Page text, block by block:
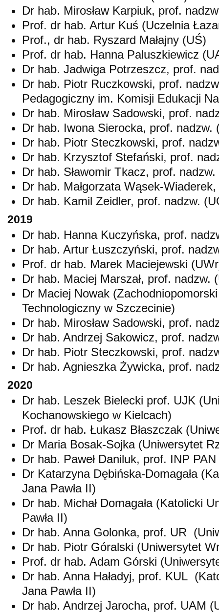
Dr hab. Mirosław Karpiuk, prof.
Prof. dr hab. Artur Kuś (Uczelnia
Prof., dr hab. Ryszard Małajny (UŚ)
Prof. dr hab. Hanna Paluszkiewicz
Dr hab. Jadwiga Potrzeszcz, prof.
Dr hab. Piotr Ruczkowski, prof.
Pedagogiczny im. Komisji Edukacji
Dr hab. Mirosław Sadowski, prof.
Dr hab. Iwona Sierocka, prof. nadzw.
Dr hab. Piotr Steczkowski, prof.
Dr hab. Krzysztof Stefański, prof.
Dr hab. Sławomir Tkacz, prof.
Dr hab. Małgorzata Wąsek-
Dr hab. Kamil Zeidler, prof. nadzw.
2019
Dr hab. Hanna Kuczyńska, prof.
Dr hab. Artur Łuszczyński, prof.
Prof. dr hab. Marek Maciejewski
Dr hab. Maciej Marszał, prof. nadzw.
Dr Maciej Nowak
Technologiczny w Szczecinie)
Dr hab. Mirosław Sadowski, prof.
Dr hab. Andrzej Sakowicz, prof.
Dr hab. Piotr Steczkowski, prof.
Dr hab. Agnieszka Żywicka, prof.
2020
Dr hab. Leszek Bielecki prof. UJK
Kochanowskiego w Kielcach)
Prof. dr hab. Łukasz Błaszczak
Dr Maria Bosak-Sojka (Uniwersytet
Dr hab. Paweł Daniluk, prof. INP
Dr Katarzyna Dębińska-Domagała
Jana Pawła II)
Dr hab. Michał Domagała (Katolicki
Pawła II)
Dr hab. Anna Golonka, prof. UR
Dr hab. Piotr Góralski (Uniwersytet
Prof. dr hab. Adam Górski
Dr hab. Anna Haładyj, prof. KUL
Jana Pawła II)
Dr hab. Andrzej Jarocha, prof. UAM